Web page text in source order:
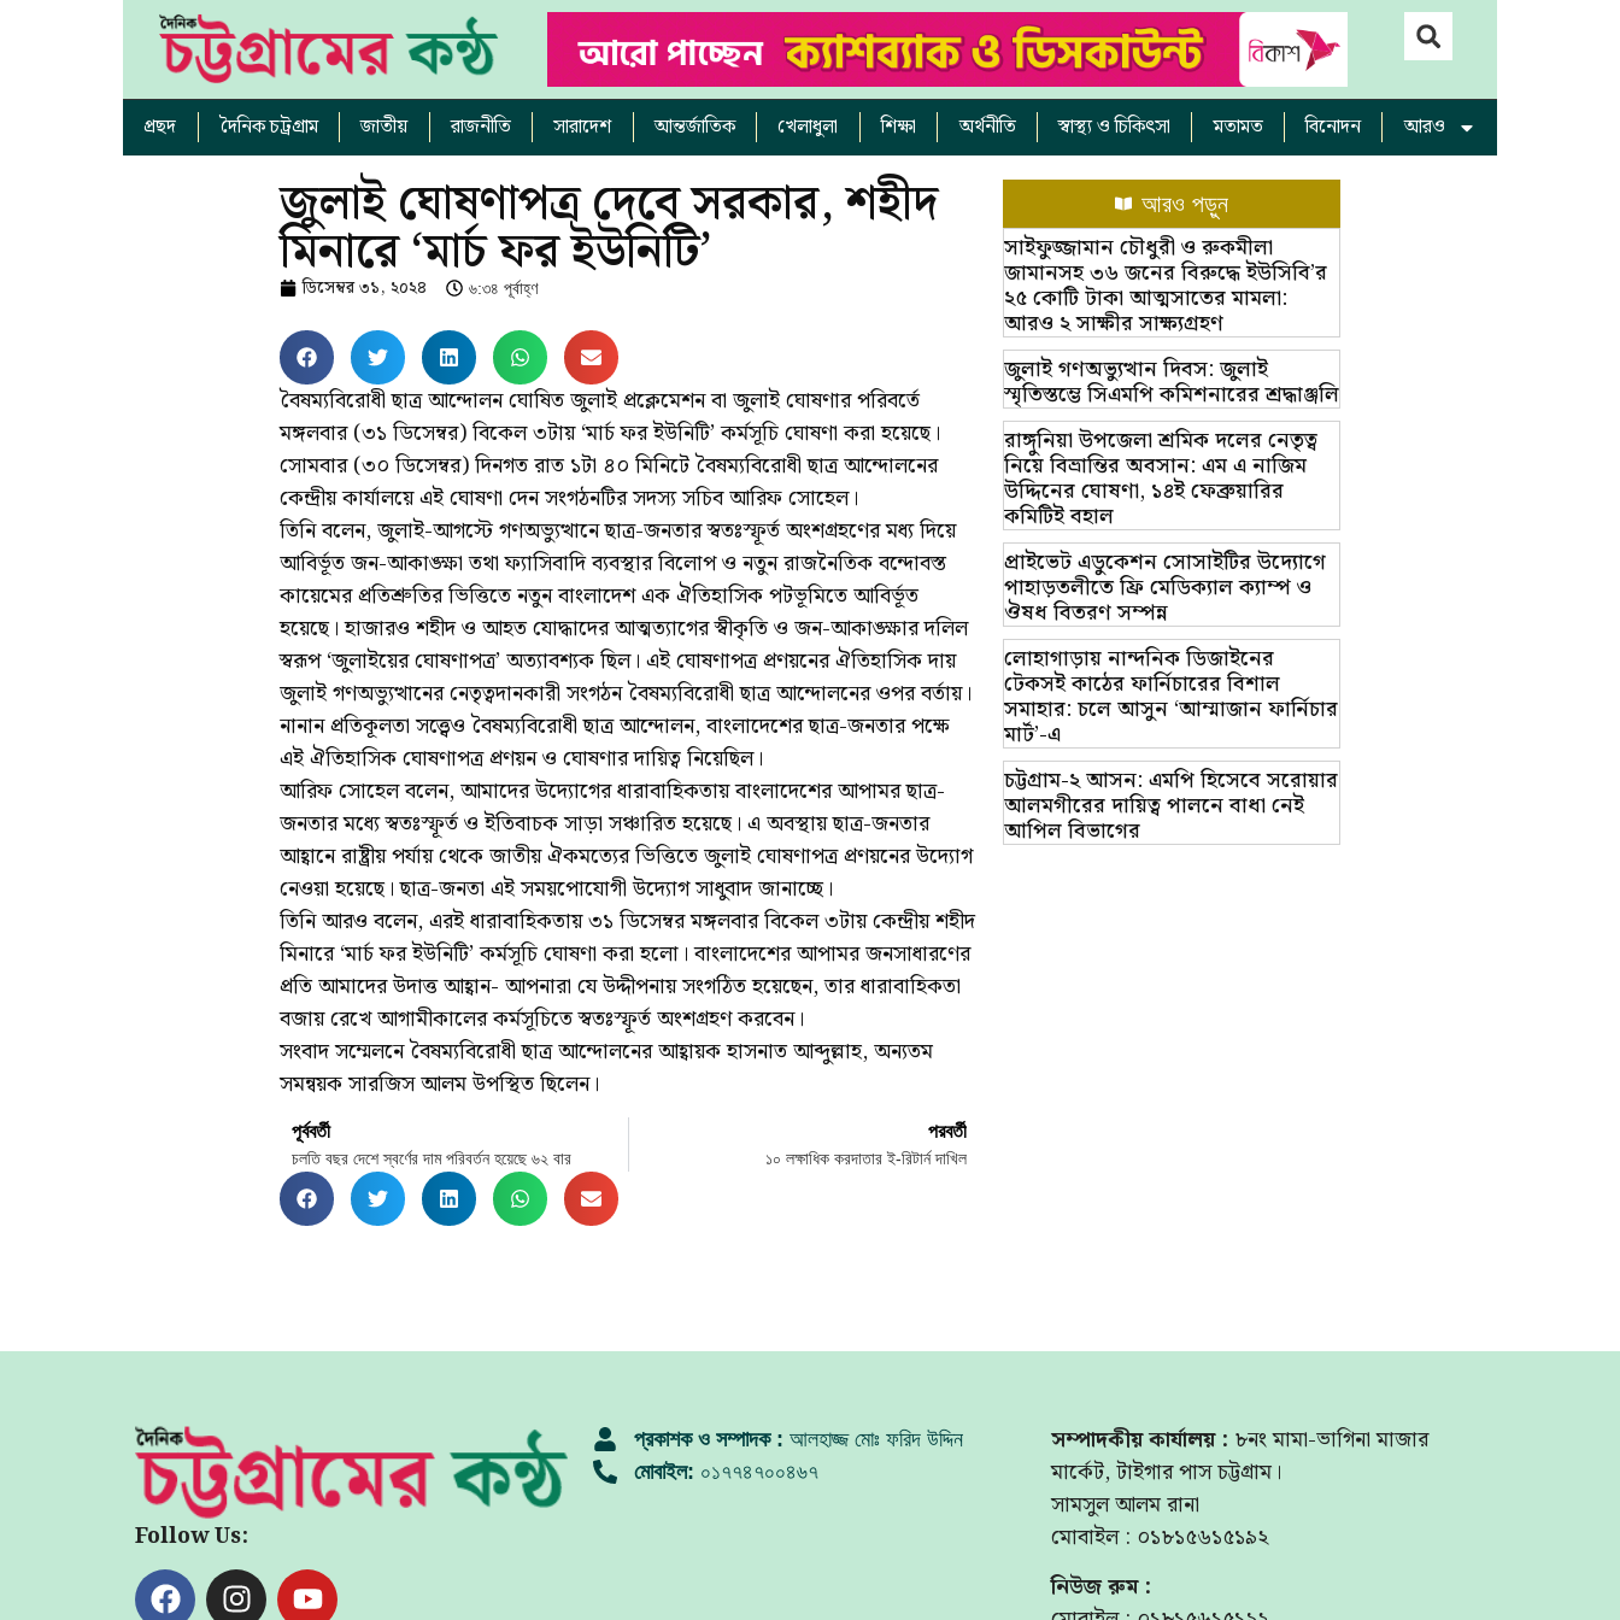
প্রছদ দৈনিক চট্রগ্রাম জাতীয় রাজনীতি সারাদেশ আন্তর্জাতিক খেলাধুলা শিক্ষা অর্থনীতি স্বাস্থ্য ও চিকিৎসা মতামত বিনোদন আরও
জুলাই ঘোষণাপত্র দেবে সরকার, শহীদ
মিনারে ‘মার্চ ফর ইউনিটি’
ডিসেম্বর ৩১, ২০২৪ ৬:৩৪ পূর্বাহ্ণ
বৈষম্যবিরোধী ছাত্র আন্দোলন ঘোষিত জুলাই প্রক্লেমেশন বা জুলাই ঘোষণার পরিবর্তে
মঙ্গলবার (৩১ ডিসেম্বর) বিকেল ৩টায় ‘মার্চ ফর ইউনিটি’ কর্মসূচি ঘোষণা করা হয়েছে।
সোমবার (৩০ ডিসেম্বর) দিনগত রাত ১টা ৪০ মিনিটে বৈষম্যবিরোধী ছাত্র আন্দোলনের
কেন্দ্রীয় কার্যালয়ে এই ঘোষণা দেন সংগঠনটির সদস্য সচিব আরিফ সোহেল।
তিনি বলেন, জুলাই-আগস্টে গণঅভ্যুত্থানে ছাত্র-জনতার স্বতঃস্ফূর্ত অংশগ্রহণের মধ্য দিয়ে
আবির্ভূত জন-আকাঙ্ক্ষা তথা ফ্যাসিবাদি ব্যবস্থার বিলোপ ও নতুন রাজনৈতিক বন্দোবস্ত
কায়েমের প্রতিশ্রুতির ভিত্তিতে নতুন বাংলাদেশ এক ঐতিহাসিক পটভূমিতে আবির্ভূত
হয়েছে। হাজারও শহীদ ও আহত যোদ্ধাদের আত্মত্যাগের স্বীকৃতি ও জন-আকাঙ্ক্ষার দলিল
স্বরূপ ‘জুলাইয়ের ঘোষণাপত্র’ অত্যাবশ্যক ছিল। এই ঘোষণাপত্র প্রণয়নের ঐতিহাসিক দায়
জুলাই গণঅভ্যুত্থানের নেতৃত্বদানকারী সংগঠন বৈষম্যবিরোধী ছাত্র আন্দোলনের ওপর বর্তায়।
নানান প্রতিকূলতা সত্ত্বেও বৈষম্যবিরোধী ছাত্র আন্দোলন, বাংলাদেশের ছাত্র-জনতার পক্ষে
এই ঐতিহাসিক ঘোষণাপত্র প্রণয়ন ও ঘোষণার দায়িত্ব নিয়েছিল।
আরিফ সোহেল বলেন, আমাদের উদ্যোগের ধারাবাহিকতায় বাংলাদেশের আপামর ছাত্র-
জনতার মধ্যে স্বতঃস্ফূর্ত ও ইতিবাচক সাড়া সঞ্চারিত হয়েছে। এ অবস্থায় ছাত্র-জনতার
আহ্বানে রাষ্ট্রীয় পর্যায় থেকে জাতীয় ঐকমত্যের ভিত্তিতে জুলাই ঘোষণাপত্র প্রণয়নের উদ্যোগ
নেওয়া হয়েছে। ছাত্র-জনতা এই সময়পোযোগী উদ্যোগ সাধুবাদ জানাচ্ছে।
তিনি আরও বলেন, এরই ধারাবাহিকতায় ৩১ ডিসেম্বর মঙ্গলবার বিকেল ৩টায় কেন্দ্রীয় শহীদ
মিনারে ‘মার্চ ফর ইউনিটি’ কর্মসূচি ঘোষণা করা হলো। বাংলাদেশের আপামর জনসাধারণের
প্রতি আমাদের উদাত্ত আহ্বান- আপনারা যে উদ্দীপনায় সংগঠিত হয়েছেন, তার ধারাবাহিকতা
বজায় রেখে আগামীকালের কর্মসূচিতে স্বতঃস্ফূর্ত অংশগ্রহণ করবেন।
সংবাদ সম্মেলনে বৈষম্যবিরোধী ছাত্র আন্দোলনের আহ্বায়ক হাসনাত আব্দুল্লাহ, অন্যতম
সমন্বয়ক সারজিস আলম উপস্থিত ছিলেন।
পূর্ববর্তী
চলতি বছর দেশে স্বর্ণের দাম পরিবর্তন হয়েছে ৬২ বার
পরবর্তী
১০ লক্ষাধিক করদাতার ই-রিটার্ন দাখিল
আরও পড়ুন
সাইফুজ্জামান চৌধুরী ও রুকমীলা
জামানসহ ৩৬ জনের বিরুদ্ধে ইউসিবি’র
২৫ কোটি টাকা আত্মসাতের মামলা:
আরও ২ সাক্ষীর সাক্ষ্যগ্রহণ
জুলাই গণঅভ্যুত্থান দিবস: জুলাই
স্মৃতিস্তম্ভে সিএমপি কমিশনারের শ্রদ্ধাঞ্জলি
রাঙ্গুনিয়া উপজেলা শ্রমিক দলের নেতৃত্ব
নিয়ে বিভ্রান্তির অবসান: এম এ নাজিম
উদ্দিনের ঘোষণা, ১৪ই ফেব্রুয়ারির
কমিটিই বহাল
প্রাইভেট এডুকেশন সোসাইটির উদ্যোগে
পাহাড়তলীতে ফ্রি মেডিক্যাল ক্যাম্প ও
ঔষধ বিতরণ সম্পন্ন
লোহাগাড়ায় নান্দনিক ডিজাইনের
টেকসই কাঠের ফার্নিচারের বিশাল
সমাহার: চলে আসুন ‘আম্মাজান ফার্নিচার
মার্ট’-এ
চট্টগ্রাম-২ আসন: এমপি হিসেবে সরোয়ার
আলমগীরের দায়িত্ব পালনে বাধা নেই
আপিল বিভাগের
Follow Us:
প্রকাশক ও সম্পাদক : আলহাজ্জ মোঃ ফরিদ উদ্দিন
মোবাইল: ০১৭৭৪৭০০৪৬৭
সম্পাদকীয় কার্যালয় : ৮নং মামা-ভাগিনা মাজার
মার্কেট, টাইগার পাস চট্টগ্রাম।
সামসুল আলম রানা
মোবাইল : ০১৮১৫৬১৫১৯২
নিউজ রুম :